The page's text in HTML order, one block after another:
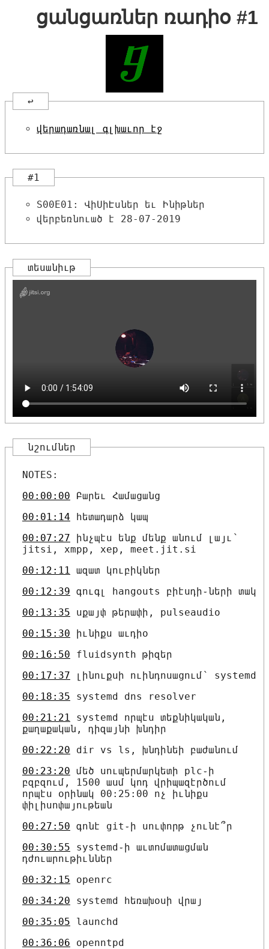
ցանցառներ ռադիօ #1
↩
վերադառնալ գլխաւոր էջ
#1
S00E01: ՎիՍիԷսներ եւ Ինիթներ
վերբեռնուած է 28-07-2019
տեսանիւթ
նշումներ
NOTES:
00:00:00 Բարեւ Համացանց
00:01:14 հետադարձ կապ
00:07:27 ինչպէս ենք մենք անում լայւ՝
jitsi, xmpp, xep, meet.jit.si
00:12:11
ազատ կուբիկներ
00:12:39 գուգլ hangouts բիէսդի֊ների տակ
00:13:35 սքայփ թերափի, pulseaudio
00:15:30 իւնիքս աւդիօ
00:16:50 fluidsynth թիզեր
00:17:37 լինուքսի ուինդոսացում՝ systemd
00:18:35 systemd dns resolver
00:21:21
systemd որպէս տեքնիկական,
քաղաքական, դիզայնի խնդիր
00:22:20 dir vs ls, խնդինեի բաժանում
00:23:20 մեծ սուպերմարկետի plc֊ի
բզբզում, 1500 ասմ կոդ վրիպազէրծում
որպէս օրինակ 00:25:00 ոչ իւնիքս
փիլիսոփայութեան
00:27:50 գոնէ git֊ի սուփորթ չունէ՞ր
00:30:55 systemd֊ի աւտոմատացման
դժուարութիւններ
00:32:15 openrc
00:34:20 systemd հեռախօսի վրայ
00:35:05 launchd
00:36:06 openntpd